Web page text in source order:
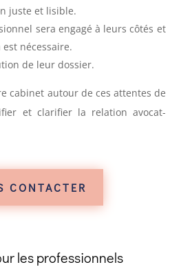
juste et lisible.
sera engagé à leurs côtés et
nécessaire.
de leur dossier.
cabinet autour de ces attentes de
et clarifier la relation avocat-
CONTACTER
les professionnels